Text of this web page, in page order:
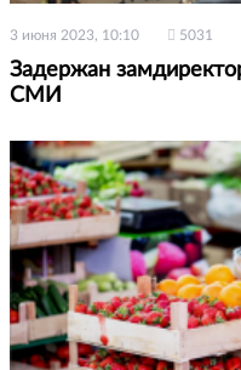
3 июня 2023, 10:10 5031
Задержан
СМИ